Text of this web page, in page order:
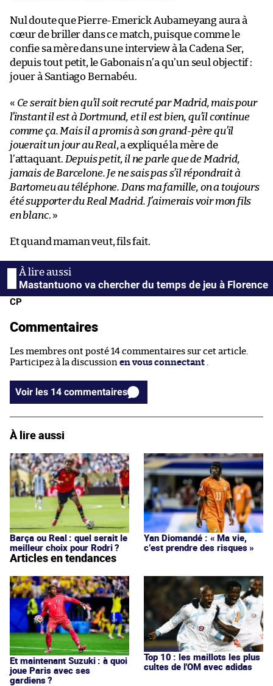
Nul doute que Pierre-Emerick Aubameyang aura à
cœur de briller dans ce match, puisque comme le
confie sa mère dans une interview à la Cadena Ser,
depuis tout petit, le Gabonais n’a qu’un seul objectif :
jouer à Santiago Bernabéu.
« Ce serait bien qu’il soit recruté par Madrid, mais pour
l’instant il est à Dortmund, et il est bien, qu’il continue
comme ça. Mais il a promis à son grand-père qu’il
jouerait un jour au Real, a expliqué la mère de
l’attaquant. Depuis petit, il ne parle que de Madrid,
jamais de Barcelone. Je ne sais pas s’il répondrait à
Bartomeu au téléphone. Dans ma famille, on a toujours
été supporter du Real Madrid. J’aimerais voir mon fils
en blanc. »
Et quand maman veut, fils fait.
Mastantuono va chercher du temps de jeu à Florence
CP
Commentaires
Les membres ont posté 14 commentaires sur cet article.
Participez à la discussion en vous connectant
Voir les 14 commentaires
À lire aussi
Barça ou Real : quel serait le
meilleur choix pour Rodri ?
Yan Diomandé : « Ma vie,
c’est prendre des risques »
Articles en tendances
Et maintenant Suzuki : à quoi
joue Paris avec ses
gardiens ?
Top 10 : les maillots les plus
cultes de l'OM avec adidas